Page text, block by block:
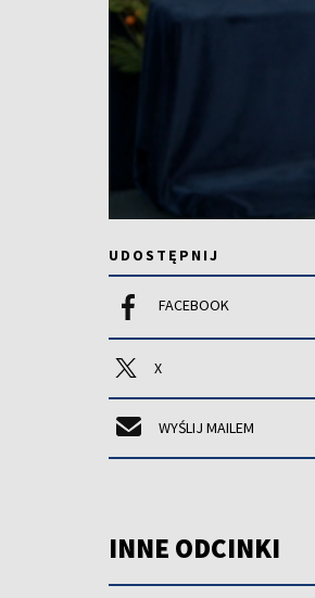
UDOSTĘPNIJ
FACEBOOK
X
WYŚLIJ MAILEM
INNE ODCINKI